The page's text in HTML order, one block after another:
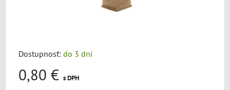
Dostupnosť: do 3 dní
0,80 € s DPH